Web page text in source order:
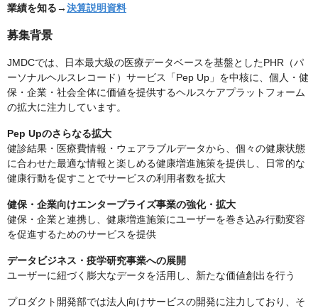
業績を知る→決算説明資料
募集背景
JMDCでは、日本最大級の医療データベースを基盤としたPHR（パ
ーソナルヘルスレコード）サービス「Pep Up」を中核に、個人・健
保・企業・社会全体に価値を提供するヘルスケアプラットフォーム
の拡大に注力しています。
Pep Upのさらなる拡大
健診結果・医療費情報・ウェアラブルデータから、個々の健康状態
に合わせた最適な情報と楽しめる健康増進施策を提供し、日常的な
健康行動を促すことでサービスの利用者数を拡大
健保・企業向けエンタープライズ事業の強化・拡大
健保・企業と連携し、健康増進施策にユーザーを巻き込み行動変容
を促進するためのサービスを提供
データビジネス・疫学研究事業への展開
ユーザーに紐づく膨大なデータを活用し、新たな価値創出を行う
プロダクト開発部では法人向けサービスの開発に注力しており、そ